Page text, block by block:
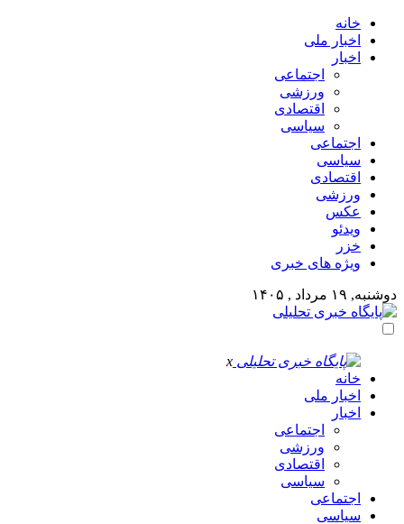
خانه
اخبار ملی
اخبار
اجتماعی
ورزشی
اقتصادی
سیاسی
اجتماعی
سیاسی
اقتصادی
ورزشی
عکس
ویدئو
خزر
ویژه های خبری
دوشنبه, ۱۹ مرداد , ۱۴۰۵
x
خانه
اخبار ملی
اخبار
اجتماعی
ورزشی
اقتصادی
سیاسی
اجتماعی
سیاسی